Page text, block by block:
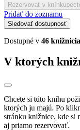
Rezervovať v
Pridať do zoznamu
Sledovať dostupnosť
Dostupné v 46
V ktorých
Chcete si túto knihu
ktorých ju majú. Po
stránku knižnice, kde si
aj priamo rezervovať.